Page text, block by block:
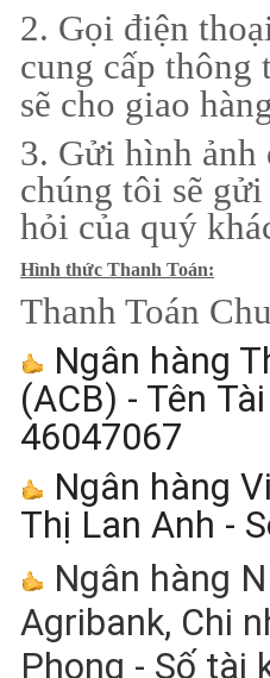
2. Gọi điện
cung cấp thông
sẽ cho giao
3. Gửi hình
chúng tôi sẽ
hỏi của quý
Hình thức Thanh Toán:
Thanh Toán
Ngân hàng
(ACB) - Tên
46047067
Ngân hàng
Thị Lan Anh -
Ngân hàng
Agribank, Chi
Phong - Số tài